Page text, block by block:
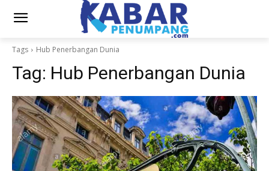
Tags Hub Penerbangan Dunia
Tag: Hub Penerbangan Dunia